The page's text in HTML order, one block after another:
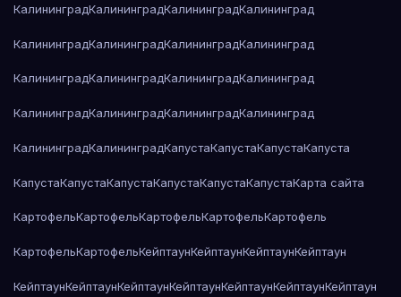
КалининградКалининградКалининградКалининград
КалининградКалининградКалининградКалининград
КалининградКалининградКалининградКалининград
КалининградКалининградКалининградКалининград
КалининградКалининградКапустаКапустаКапустаКапуста
КапустаКапустаКапустаКапустаКапустаКапустаКарта сайта
КартофельКартофельКартофельКартофельКартофель
КартофельКартофельКейптаунКейптаунКейптаунКейптаун
КейптаунКейптаунКейптаунКейптаунКейптаунКейптаунКейптаун